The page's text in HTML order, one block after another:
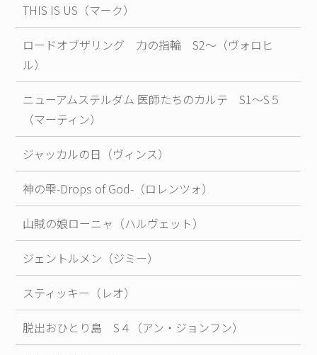
THIS IS US（マーク）
ロードオブザリング 力の指輪 S2～（ヴォロヒ
ル）
ニューアムステルダム 医師たちのカルテ S1～S５
（マーティン）
ジャッカルの日（ヴィンス）
神の雫-Drops of God-（ロレンツォ）
山賊の娘ローニャ（ハルヴェット）
ジェントルメン（ジミー）
スティッキー（レオ）
脱出おひとり島 S４（アン・ジョンフン）